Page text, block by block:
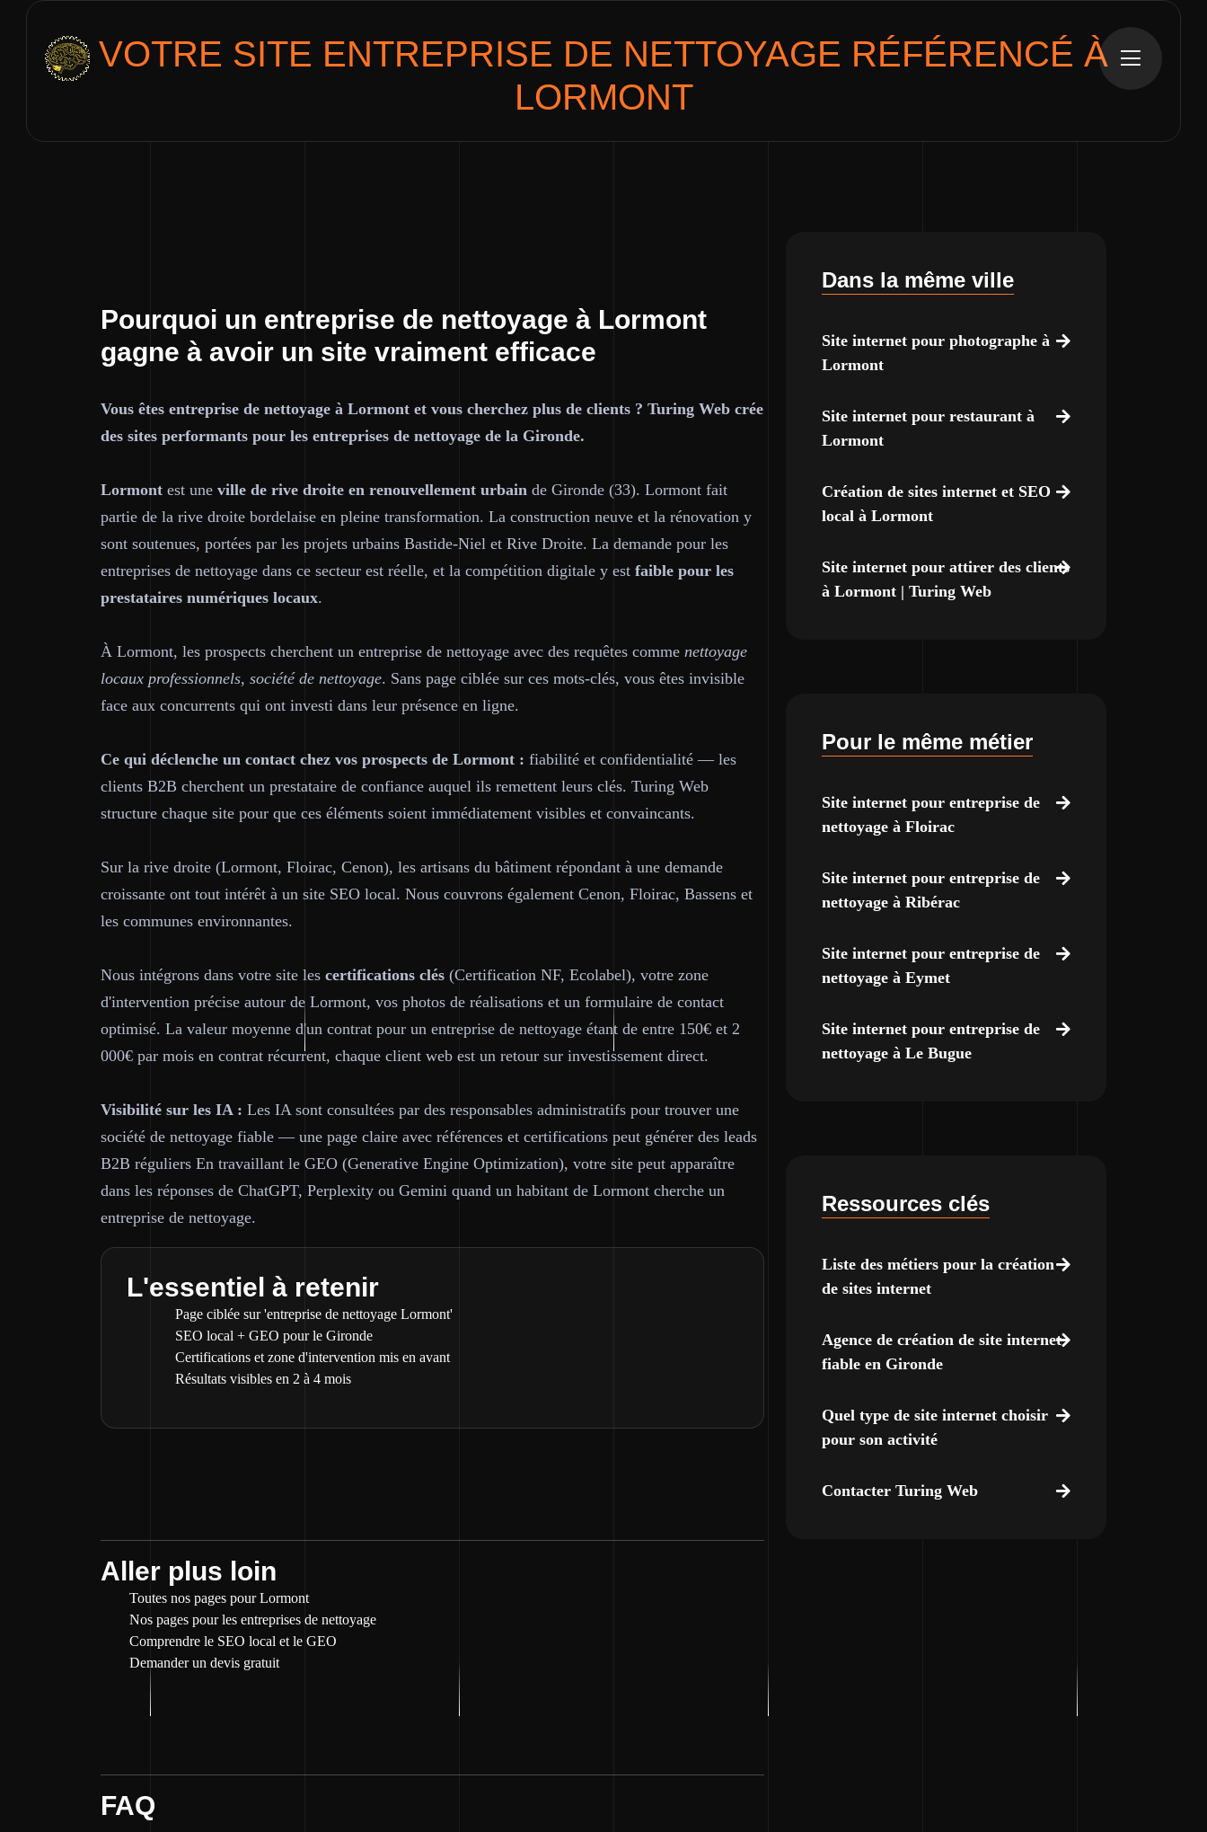
VOTRE SITE ENTREPRISE DE NETTOYAGE RÉFÉRENCÉ À
LORMONT
Pourquoi un entreprise de nettoyage à Lormont
gagne à avoir un site vraiment efficace
Vous êtes entreprise de nettoyage à Lormont et vous cherchez plus de clients ? Turing Web crée
des sites performants pour les entreprises de nettoyage de la Gironde.
Lormont est une ville de rive droite en renouvellement urbain de Gironde (33). Lormont fait
partie de la rive droite bordelaise en pleine transformation. La construction neuve et la rénovation y
sont soutenues, portées par les projets urbains Bastide-Niel et Rive Droite. La demande pour les
entreprises de nettoyage dans ce secteur est réelle, et la compétition digitale y est faible pour les
prestataires numériques locaux.
À Lormont, les prospects cherchent un entreprise de nettoyage avec des requêtes comme nettoyage
locaux professionnels, société de nettoyage. Sans page ciblée sur ces mots-clés, vous êtes invisible
face aux concurrents qui ont investi dans leur présence en ligne.
Ce qui déclenche un contact chez vos prospects de Lormont : fiabilité et confidentialité — les
clients B2B cherchent un prestataire de confiance auquel ils remettent leurs clés. Turing Web
structure chaque site pour que ces éléments soient immédiatement visibles et convaincants.
Sur la rive droite (Lormont, Floirac, Cenon), les artisans du bâtiment répondant à une demande
croissante ont tout intérêt à un site SEO local. Nous couvrons également Cenon, Floirac, Bassens et
les communes environnantes.
Nous intégrons dans votre site les certifications clés (Certification NF, Ecolabel), votre zone
d'intervention précise autour de Lormont, vos photos de réalisations et un formulaire de contact
optimisé. La valeur moyenne d'un contrat pour un entreprise de nettoyage étant de entre 150€ et 2
000€ par mois en contrat récurrent, chaque client web est un retour sur investissement direct.
Visibilité sur les IA : Les IA sont consultées par des responsables administratifs pour trouver une
société de nettoyage fiable — une page claire avec références et certifications peut générer des leads
B2B réguliers En travaillant le GEO (Generative Engine Optimization), votre site peut apparaître
dans les réponses de ChatGPT, Perplexity ou Gemini quand un habitant de Lormont cherche un
entreprise de nettoyage.
L'essentiel à retenir
Page ciblée sur 'entreprise de nettoyage Lormont'
SEO local + GEO pour le Gironde
Certifications et zone d'intervention mis en avant
Résultats visibles en 2 à 4 mois
Aller plus loin
Toutes nos pages pour Lormont
Nos pages pour les entreprises de nettoyage
Comprendre le SEO local et le GEO
Demander un devis gratuit
FAQ
Dans la même ville
Site internet pour photographe à
Lormont
Site internet pour restaurant à
Lormont
Création de sites internet et SEO
local à Lormont
Site internet pour attirer des clients
à Lormont | Turing Web
Pour le même métier
Site internet pour entreprise de
nettoyage à Floirac
Site internet pour entreprise de
nettoyage à Ribérac
Site internet pour entreprise de
nettoyage à Eymet
Site internet pour entreprise de
nettoyage à Le Bugue
Ressources clés
Liste des métiers pour la création
de sites internet
Agence de création de site internet
fiable en Gironde
Quel type de site internet choisir
pour son activité
Contacter Turing Web